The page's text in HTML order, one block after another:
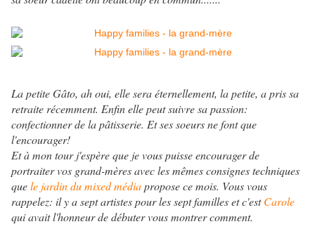
La petite Gâto, ah oui, elle sera éternellement, la petite, a pris sa
retraite récemment. Enfin elle peut suivre sa passion:
confectionner de la pâtisserie. Et ses soeurs ne font que
l'encourager!
Et à mon tour j'espère que je vous puisse encourager de
portraiter vos grand-mères avec les mêmes consignes techniques
quele jardin du mixed médiapropose ce mois. Vous vous
rappelez: il y a sept artistes pour les sept familles et c'estCarole
qui avait l'honneur de débuter vous montrer comment.